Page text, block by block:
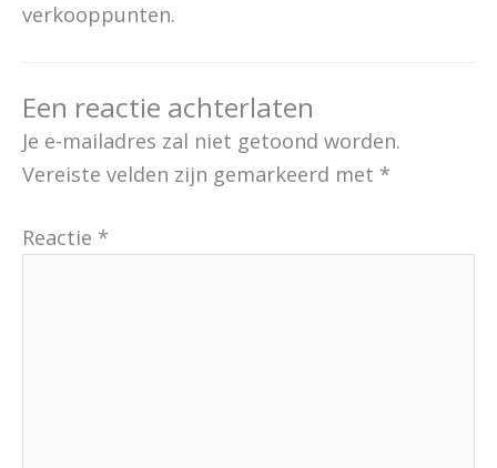
verkooppunten.
Een reactie achterlaten
Je e-mailadres zal niet getoond worden.
Vereiste velden zijn gemarkeerd met *
Reactie *